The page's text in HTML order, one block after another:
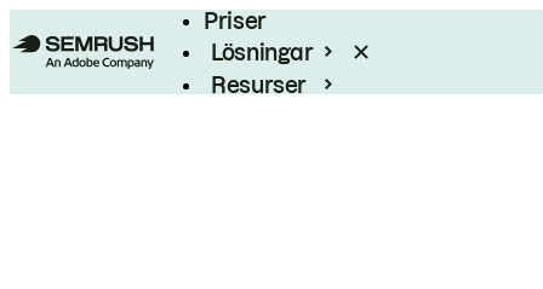
Priser
Lösningar
Resurser